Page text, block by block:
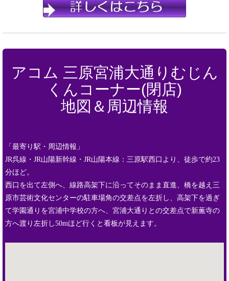
アコム 三原宮浦大通りむじん
くんコーナー(閉店)
地図＆周辺情報
「最寄り駅・周辺情報」
JR呉線・JR山陽新幹線・JR山陽本線：三原駅西口より、徒歩で約23
分ほど。
西口を出て左側へ、線路高架下に沿ってそのまま直進、橋を越え三
原市芸術文化センターの駐車場角の交差点を左折し、高架下を過ぎ
て学園通りを宮浦中学校の方へ、宮浦大通りとの交差点で新薫寺の
方へ渡り左折し50mほど行くと看板が見えます。